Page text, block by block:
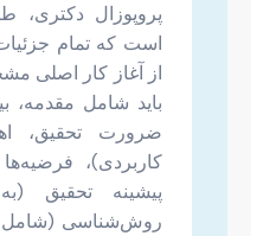
پروپوزال دکتری،
است که تمام
از آغاز کار اصلی
باید شامل مقدمه،
ضرورت تحقیق،
کاربردی)،
پیشینه تحقیق
روش‌شناسی (شامل